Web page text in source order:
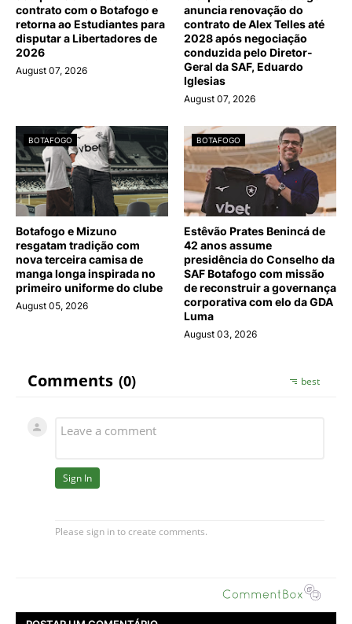
contrato com o Botafogo e
retorna ao Estudiantes para
disputar a Libertadores de
2026
August 07, 2026
anuncia renovação do
contrato de Alex Telles até
2028 após negociação
conduzida pelo Diretor-
Geral da SAF, Eduardo
Iglesias
August 07, 2026
BOTAFOGO
Botafogo e Mizuno
resgatam tradição com
nova terceira camisa de
manga longa inspirada no
primeiro uniforme do clube
August 05, 2026
BOTAFOGO
Estêvão Prates Benincá de
42 anos assume
presidência do Conselho da
SAF Botafogo com missão
de reconstruir a governança
corporativa com elo da GDA
Luma
August 03, 2026